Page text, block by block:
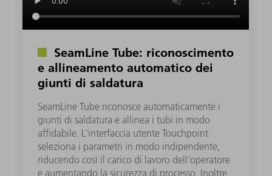
SeamLine Tube: riconoscimento
e allineamento automatico dei
giunti di saldatura
SeamLine Tube riconosce automaticamente i
giunti di saldatura e allinea i tubi in modo
affidabile. L'interfaccia utente Touchpoint
seleziona i parametri in modo indipendente,
riducendo così il carico di lavoro dell'operatore
e aumentando la sicurezza di processo. Inoltre,